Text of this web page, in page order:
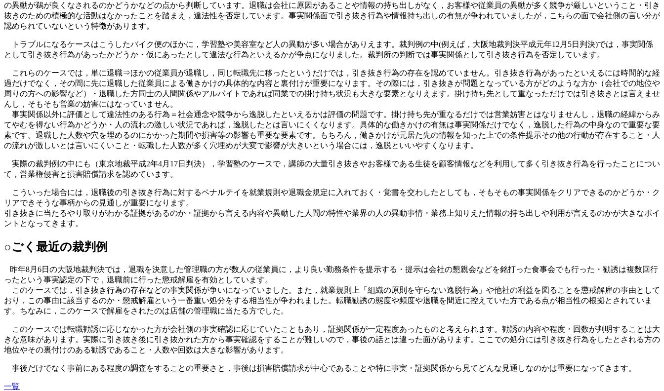
の異動が鵜が良くなされるのかどうかなどの点から判断しています。退職は会社に原因があることや情報の持ち出しがなく，お客様や従業員の異動が多く競争が厳しいということ・引き
抜きのための積極的な活動はなかったことを踏まえ，違法性を否定しています。事実関係面で引き抜き行為や情報持ち出しの有無が争われていましたが，こちらの面で会社側の言い分が
認められていないという特徴があります。
トラブルになるケースはこうしたバイク便のほかに，学習塾や美容室など人の異動が多い場合がありえます。裁判例の中(例えば，大阪地裁判決平成元年12月5日判決)では，事実関係
として引き抜き行為があったかどうか・仮にあったとして違法な行為といえるかが争点になりました。裁判所の判断では事実関係として引き抜き行為を否定しています。
これらのケースでは，単に退職⇒ほかの従業員が退職し，同じ転職先に移ったというだけでは，引き抜き行為の存在を認めていません。引き抜き行為があったといえるには時間的な経
過だけでなく，その間に先に退職した従業員による働きかけの具体的な内容と裏付けが重要になります。その際には，引き抜きが問題となっている方がどのような方か（会社での地位や
周りの方への影響など）・退職した方同士の人間関係やアルバイトであれば同業での掛け持ち状況も大きな要素となりえます。掛け持ち先として重なっただけでは引き抜きとは言えませ
んし，そもそも営業の妨害にはなっていません。
事実関係以外に評価として違法性のある行為＝社会通念や競争から逸脱したといえるかは評価の問題です。掛け持ち先が重なるだけでは営業妨害とはなりませんし，退職の経緯からみ
てやむを得ない行為かどうか・人の流れの激しい状況であれば，逸脱したとは言いにくくなります。具体的な働きかけの有無は事実関係だけでなく，逸脱した行為の中身なので重要な要
素です。退職した人数や穴を埋めるのにかかった期間や損害等の影響も重要な要素です。もちろん，働きかけが元居た先の情報を知った上での条件提示その他の行動が存在すること・人
の流れが激しいとは言いにくいこと・転職した人数が多く穴埋めが大変で影響が大きいという場合には，逸脱といいやすくなります。
実際の裁判例の中にも（東京地裁平成2年4月17日判決），学習塾のケースで，講師の大量引き抜きやお客様である生徒を顧客情報などを利用して多く引き抜き行為を行ったことについ
て，営業権侵害と損害賠償請求を認めています。
こういった場合には，退職後の引き抜き行為に対するペナルテイを就業規則や退職金規定に入れておく・覚書を交わしたとしても，そもそもの事実関係をクリアできるのかどうか・ク
リアできそうな事柄からの見通しが重要になります。
引き抜きに当たるやり取りがわかる証拠があるのか・証拠から言える内容や異動した人間の特性や業界の人の異動事情・業務上知りえた情報の持ち出しや利用が言えるのかが大きなポイ
ントとなってきます。
○ごく最近の裁判例
昨年8月6日の大阪地裁判決では，退職を決意した管理職の方が数人の従業員に，より良い勤務条件を提示する・提示は会社の懇親会などを銘打った食事会でも行った・勧誘は複数回行
ったという事実認定の下で，退職前に行った懲戒解雇を有効としています。
このケースでは，引き抜き行為の存在などの事実関係が争いになっていました。また，就業規則上「組織の原則を守らない逸脱行為」や他社の利益を図ることを懲戒解雇の事由として
おり，この事由に該当するのか・懲戒解雇という一番重い処分をする相当性が争われました。転職勧誘の態度や頻度や退職を間近に控えていた方である点が相当性の根拠とされていま
す。ちなみに，このケースで解雇をされたのは店舗の管理職に当たる方でした。
このケースでは転職勧誘に応じなかった方が会社側の事実確認に応じていたこともあり，証拠関係が一定程度あったものと考えられます。勧誘の内容や程度・回数が判明することは大
きな意味があります。実際に引き抜き後に引き抜かれた方から事実確認をすることが難しいので，事後の話とは違った面があります。ここでの処分には引き抜き行為をしたとされる方の
地位やその裏付けのある勧誘であること・人数や回数は大きな影響があります。
事後だけでなく事前にある程度の調査をすることの重要さと，事後は損害賠償請求が中心であることや特に事実・証拠関係から見てどんな見通しなのかは重要になってきます。
一覧